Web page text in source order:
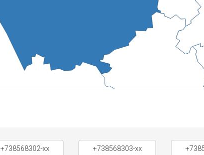
+738568302-xx +738568303-xx